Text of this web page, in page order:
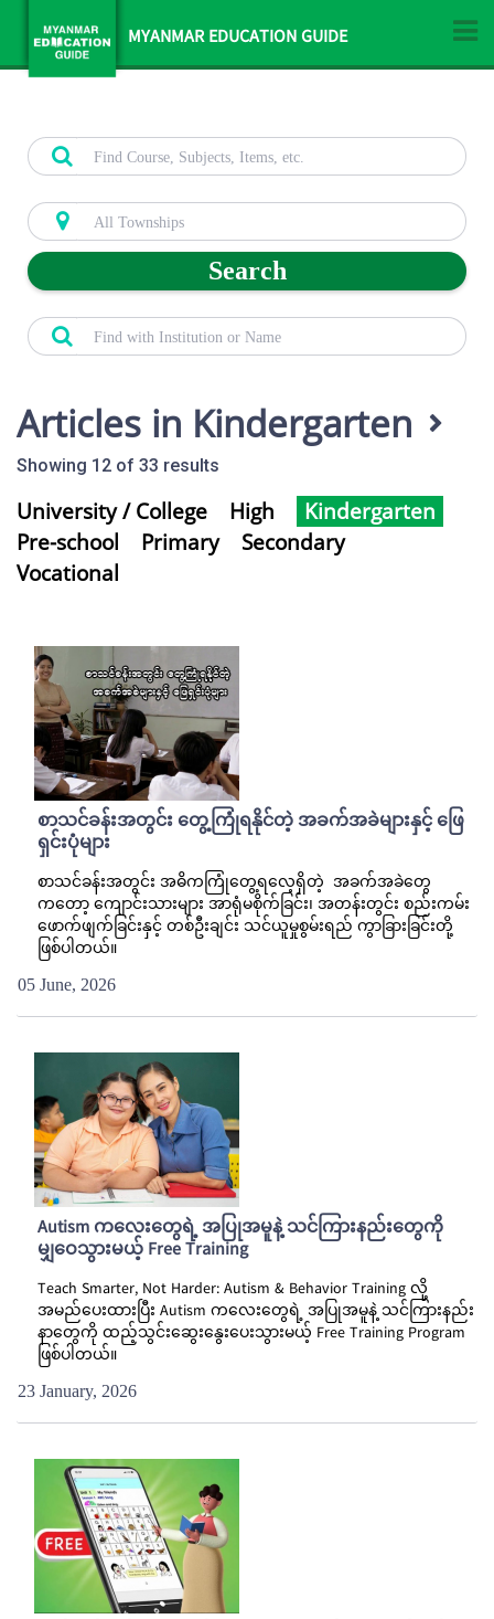
MYANMAR EDUCATION GUIDE
Search
Articles in Kindergarten
Showing 12 of 33 results
University / College High
Kindergarten
Pre-school
Primary
Secondary
Vocational
စာသင်ခန်းအတွင်း တွေ့ကြုံရနိုင်တဲ့ အခက်အခဲများနှင့် ဖြေ
ရှင်းပုံများ
စာသင်ခန်းအတွင်း အဓိကကြုံတွေ့ရလေ့ရှိတဲ့ အခက်အခဲတွေ
ကတော့ ကျောင်းသားများ အာရုံမစိုက်ခြင်း၊ အတန်းတွင်း စည်းကမ်း
ဖောက်ဖျက်ခြင်းနှင့် တစ်ဦးချင်း သင်ယူမှုစွမ်းရည် ကွာခြားခြင်းတို့
ဖြစ်ပါတယ်။
05 June, 2026
Autism ကလေးတွေရဲ့ အပြုအမူနဲ့ သင်ကြားနည်းတွေကို
မျှဝေသွားမယ့် Free Training
Teach Smarter, Not Harder: Autism & Behavior Training လို့
အမည်ပေးထားပြီး Autism ကလေးတွေရဲ့ အပြုအမူနဲ့ သင်ကြားနည်း
နာတွေကို ထည့်သွင်းဆွေးနွေးပေးသွားမယ့် Free Training Program
ဖြစ်ပါတယ်။
23 January, 2026